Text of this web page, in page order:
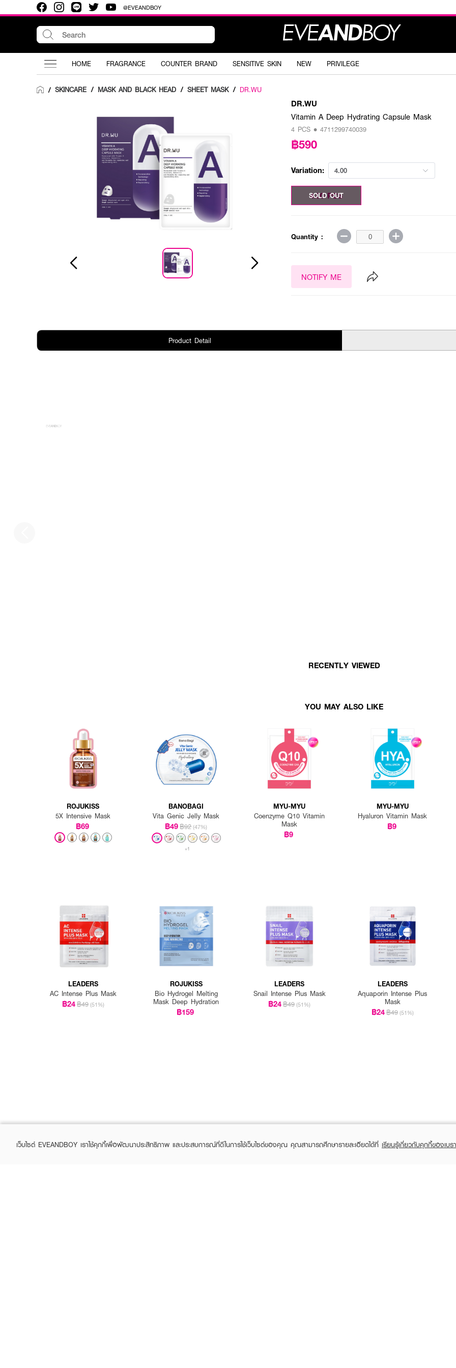
@EVEANDBOY
HOME FRAGRANCE COUNTER BRAND SENSITIVE SKIN NEW PRIVILEGE
/ SKINCARE / MASK AND BLACK HEAD / SHEET MASK / DR.WU
DR.WU
Vitamin A Deep Hydrating Capsule Mask
4 PCS • 4711299740039
฿590
Variation: 4.00
4.00 PCS
SOLD OUT
Quantity :
NOTIFY ME
Product Detail
RECENTLY VIEWED
YOU MAY ALSO LIKE
ROJUKISS
5X Intensive Mask
฿69
BANOBAGI
Vita Genic Jelly Mask
฿49฿92 (47%)
+1
MYU-MYU
Coenzyme Q10 Vitamin
Mask
฿9
MYU-MYU
Hyaluron Vitamin Mask
฿9
LEADERS
AC Intense Plus Mask
฿24฿49 (51%)
ROJUKISS
Bio Hydrogel Melting
Mask Deep Hydration
฿159
LEADERS
Snail Intense Plus Mask
฿24฿49 (51%)
LEADERS
Aquaporin Intense Plus
Mask
฿24฿49 (51%)
เว็บไซต์ EVEANDBOY เราใช้คุกกี้เพื่อพัฒนาประสิทธิภาพ และประสบการณ์ที่ดีในการใช้เว็บไซต์ของคุณ คุณสามารถศึกษารายละเอียดได้ที่ เรียนรู้เกี่ยวกับคุกกี้ของเบร